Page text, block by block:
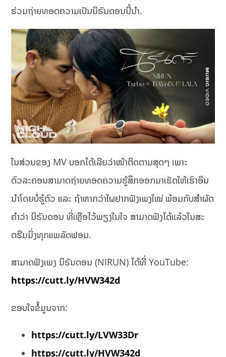
ຮ່ວມຖ່າຍທອດຄວາມເປັນນິຣັນດອນນີ້ນໍາ.
ໃນສ່ວນຂອງ MV ບອກໄດ້ເລີຍວ່າໜ້າຕິດຕາມສຸດໆ ເພາະ
ຕົວລະຄອນສາມາດຖ່າຍທອດຄວາມຮູ້ສຶກອອກມາເຮັດໃຫ້ເຮົາອິນ
ນຳໂດຍບໍ່ຮູ້ຕົວ ແລະ ຖ້າຫາກວ່າໃຜຢາກຟັງເພງໃໝ່ ພ້ອມກັບສຳຜັດ
ຄໍາວ່າ ນິຣັນດອນ ທີ່ເຫຼືອໄວ້ພຽງໃນໃຈ ສາມາດຟັງໄດ້ແລ້ວໃນສະ
ຕຣີມມິ່ງທຸກແພລັດຟອມ.
ສາມາດຟັງເພງ ນິຣັນດອນ (NIRUN) ໄດ້ທີ່ YouTube:
https://cutt.ly/HVW342d
ຂອບໃຈຂໍ້ມູນຈາກ:
https://cutt.ly/LVW33Dr
https://cutt.ly/HVW342d